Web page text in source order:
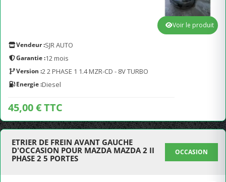
Vendeur :SJR AUTO
Garantie :12 mois
Version :2 2 PHASE 1 1.4 MZR-CD - 8V TURBO
Energie :Diesel
45,00 € TTC
Voir le produit
ETRIER DE FREIN AVANT GAUCHE
D'OCCASION POUR MAZDA MAZDA 2 II
PHASE 2 5 PORTES
OCCASION